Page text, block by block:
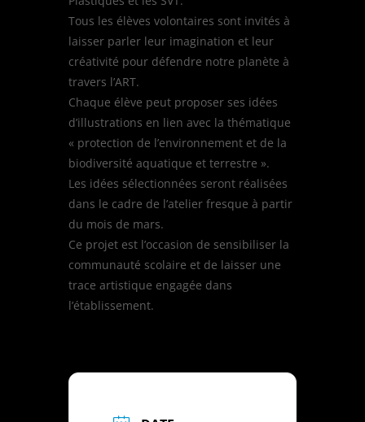
Tous les élèves volontaires sont invités à
laisser parler leur imagination et leur
créativité pour défendre notre planète à
travers l’ART.
Chaque élève peut proposer ses idées
d’illustrations en lien avec la thématique
« protection de l’environnement et de la
biodiversité aquatique et terrestre ».
Les idées sélectionnées seront réalisées
dans le cadre de l’atelier fresque à partir
du mois de mars.
Ce projet est l’occasion de sensibiliser la
communauté scolaire et de laisser une
trace artistique engagée dans
l’établissement.